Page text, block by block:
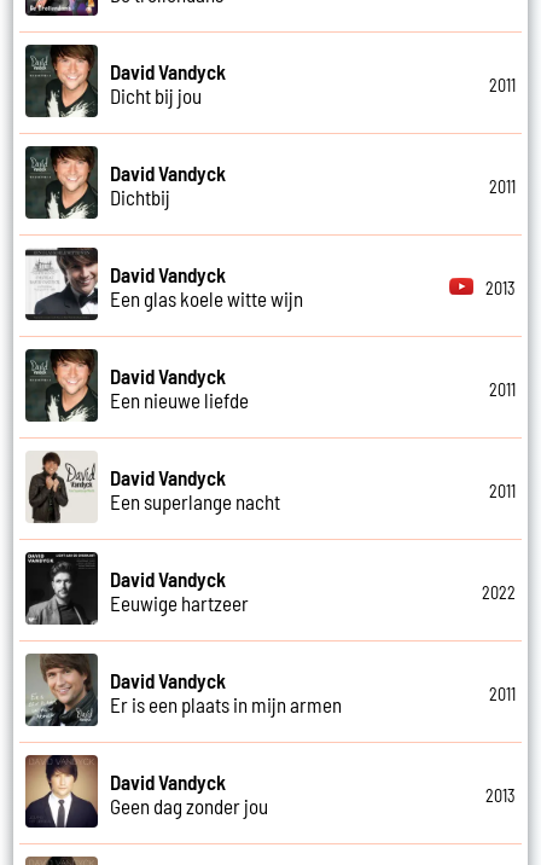
David Vandyck
Dicht bij jou
2011
David Vandyck
Dichtbij
2011
David Vandyck
Een glas koele witte wijn
2013
David Vandyck
Een nieuwe liefde
2011
David Vandyck
Een superlange nacht
2011
David Vandyck
Eeuwige hartzeer
2022
David Vandyck
Er is een plaats in mijn armen
2011
David Vandyck
Geen dag zonder jou
2013